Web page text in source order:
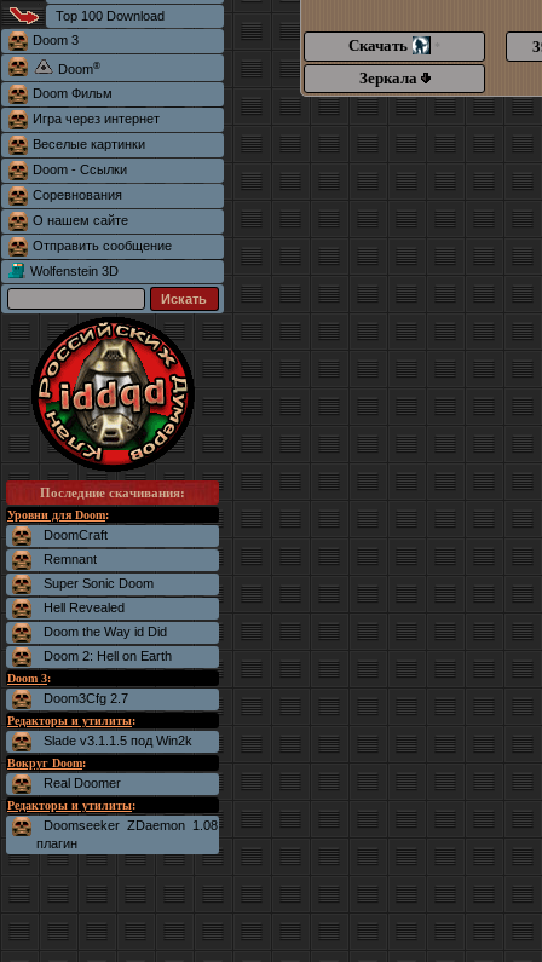
Top 100 Download
Doom 3
Doom®
Doom Фильм
Игра через интернет
Веселые картинки
Doom - Ссылки
Соревнования
О нашем сайте
Отправить сообщение
Wolfenstein 3D
Последние скачивания:
Уровни для Doom:
DoomCraft
Remnant
Super Sonic Doom
Hell Revealed
Doom the Way id Did
Doom 2: Hell on Earth
Doom 3:
Doom3Cfg 2.7
Редакторы и утилиты:
Slade v3.1.1.5 под Win2k
Вокруг Doom:
Real Doomer
Редакторы и утилиты:
Doomseeker ZDaemon 1.08
плагин
Скачать *
Зеркала